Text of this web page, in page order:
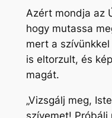
Azért mondja az
hogy mutassa
mert a
is eltorzult, és
magát.
„Vizsgálj meg,
szívemet! Próbálj